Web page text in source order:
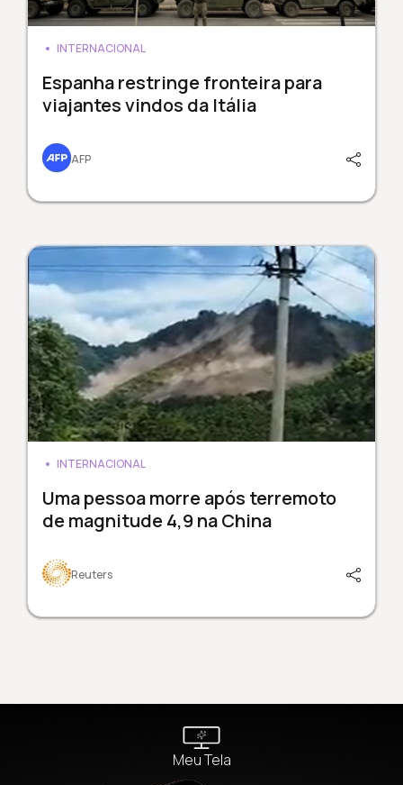
INTERNACIONAL
Espanha restringe fronteira para
viajantes vindos da Itália
AFP
INTERNACIONAL
Uma pessoa morre após terremoto
de magnitude 4,9 na China
Reuters
Meu Tela